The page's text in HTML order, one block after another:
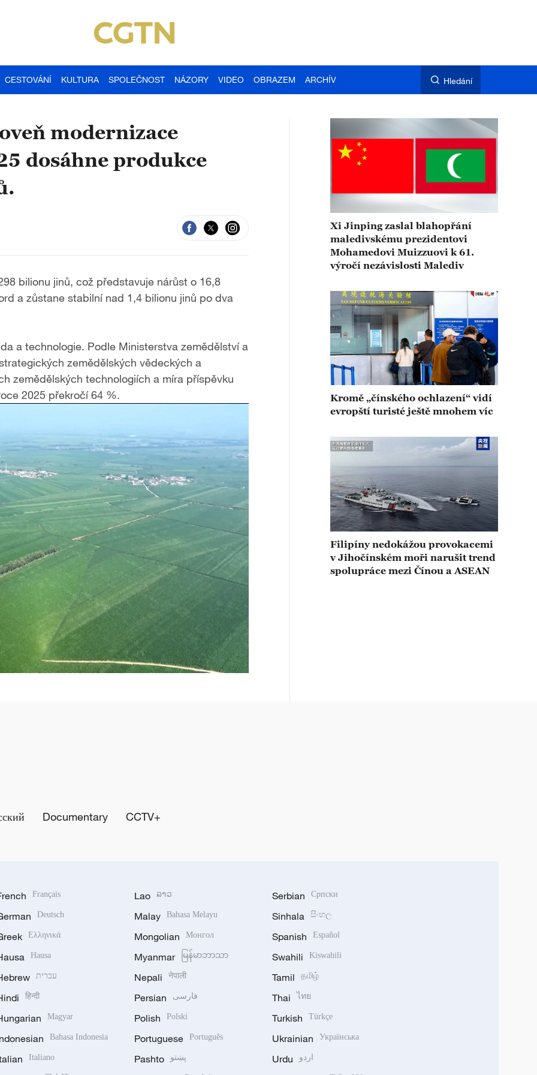
CESTOVÁNÍ KULTURA SPOLEČNOST NÁZORY VIDEO OBRAZEM ARCHÍV Hledání
modernizace
dosáhne produkce
bilionu jinů, což představuje nárůst o 16,8
a zůstane stabilní nad 1,4 bilionu jinů po dva
a technologie. Podle Ministerstva zemědělství a
zemědělských vědeckých a
zemědělských technologiích a míra příspěvku
2025 překročí 64 %.
Xi Jinping zaslal blahopřání
maledivskému prezidentovi
Mohamedovi Muizzuovi k 61.
výročí nezávislosti Malediv
Kromě „čínského ochlazení“ vidí
evropští turisté ještě mnohem víc
Filipíny nedokážou provokacemi
v Jihočínském moři narušit trend
spolupráce mezi Čínou a ASEAN
Documentary CCTV+
Français
Deutsch
Ελληνικά
Hausa
עברית
हिन्दी
Magyar
Bahasa Indonesia
Italiano
Lao ລາວ
Malay Bahasa Melayu
Mongolian Монгол
Myanmar မြန်မာဘာသာ
Nepali नेपाली
Persian فارسی
Polish Polski
Portuguese Português
Pashto پښتو
Serbian Српски
Sinhala සිංහල
Spanish Español
Swahili Kiswahili
Tamil தமிழ்
Thai ไทย
Turkish Türkçe
Ukrainian Українська
Urdu اردو